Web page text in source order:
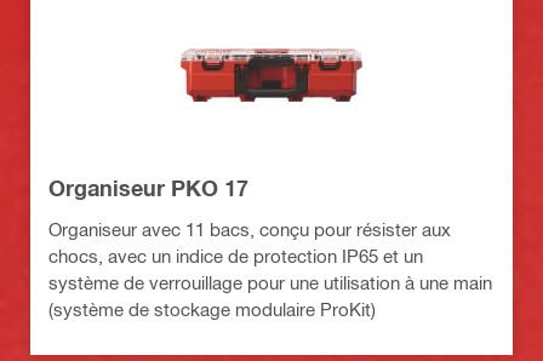
Organiseur PKO 17
Organiseur avec 11 bacs, conçu pour résister aux
chocs, avec un indice de protection IP65 et un
système de verrouillage pour une utilisation à une main
(système de stockage modulaire ProKit)